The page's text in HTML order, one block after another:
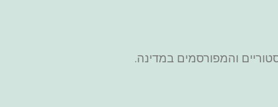
והמפורסמים במדינה.